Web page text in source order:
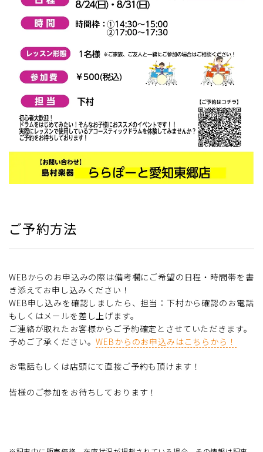
ご予約方法
WEBからのお申込みの際は備考欄にご希望の日程・時間帯を書
き添えてお申し込みください！
WEB申し込みを確認しましたら、担当：下村から確認のお電話
もしくはメールを差し上げます。
ご連絡が取れたお客様からご予約確定とさせていただきます。
予めご了承ください。WEBからのお申込みはこちらから！
お電話もしくは店頭にて直接ご予約も頂けます！
皆様のご参加をお待ちしております！